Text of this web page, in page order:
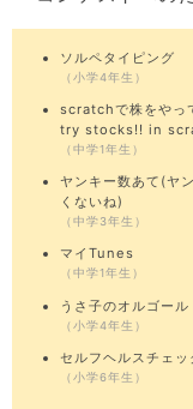
ソルペタイピング
（小学4年生）
scratchで株をやっ
try stocks!! in
（中学1年生）
ヤンキー数あて(ヤ
くないね)
（中学3年生）
マイTunes
（中学1年生）
うさ子のオルゴール
（小学4年生）
セルフヘルスチェッ
（小学6年生）